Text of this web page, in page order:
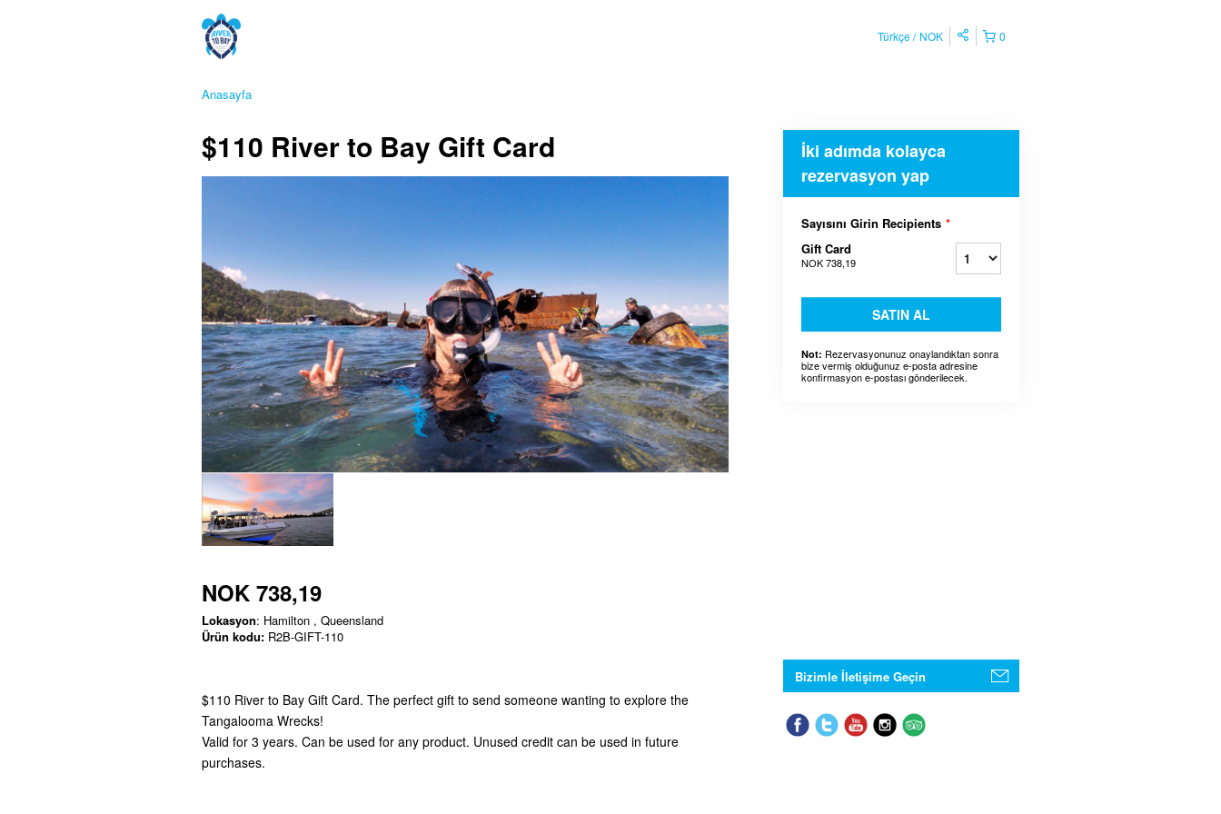
0
Türkçe NOK
Anasayfa
$110 River to Bay Gift Card
NOK 738,19
Lokasyon: Hamilton , Queensland
Ürün kodu: R2B-GIFT-110
$110 River to Bay Gift Card. The perfect gift to send someone wanting to explore the
Tangalooma Wrecks!
Valid for 3 years. Can be used for any product. Unused credit can be used in future
purchases.
İki adımda kolayca
rezervasyon yap
Sayısını Girin Recipients *
Gift Card
NOK 738,19
SATIN AL
Not: Rezervasyonunuz onaylandıktan sonra
bize vermiş olduğunuz e-posta adresine
konfirmasyon e-postası gönderilecek.
Bizimle İletişime Geçin